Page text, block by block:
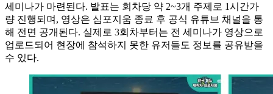
세미나가 마련된다. 발표는 회차당 약 2~3개 주제로 1시간가
량 진행되며, 영상은 심포지움 종료 후 공식 유튜브 채널을 통
해 전면 공개된다. 실제로 3회차부터는 전 세미나가 영상으로
업로드되어 현장에 참석하지 못한 유저들도 정보를 공유받을
수 있다.